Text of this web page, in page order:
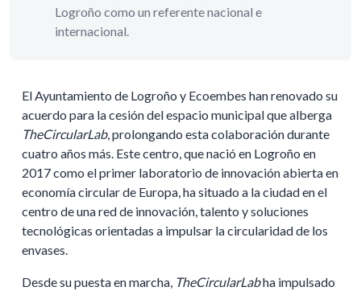
Logroño como un referente nacional e
internacional.
El Ayuntamiento de Logroño y Ecoembes han renovado su
acuerdo para la cesión del espacio municipal que alberga
TheCircularLab, prolongando esta colaboración durante
cuatro años más. Este centro, que nació en Logroño en
2017 como el primer laboratorio de innovación abierta en
economía circular de Europa, ha situado a la ciudad en el
centro de una red de innovación, talento y soluciones
tecnológicas orientadas a impulsar la circularidad de los
envases.
Desde su puesta en marcha, TheCircularLabha impulsado